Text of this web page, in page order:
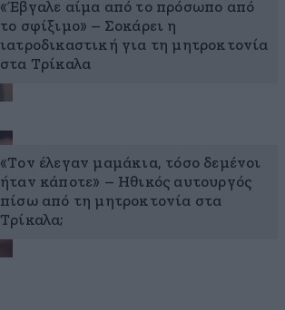
«Έβγαλε αίμα από το πρόσωπο από
το σφίξιμο» – Σοκάρει η
ιατροδικαστική για τη μητροκτονία
στα Τρίκαλα
«Τον έλεγαν μαμάκια, τόσο δεμένοι
ήταν κάποτε» – Ηθικός αυτουργός
πίσω από τη μητροκτονία στα
Τρίκαλα;